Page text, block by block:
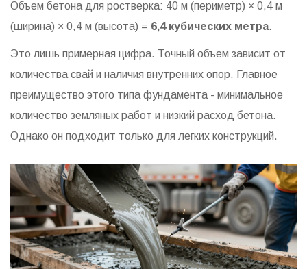
Объем бетона для ростверка: 40 м (периметр) × 0,4 м
(ширина) × 0,4 м (высота) = 6,4 кубических метра.
Это лишь примерная цифра. Точный объем зависит от
количества свай и наличия внутренних опор. Главное
преимущество этого типа фундамента - минимальное
количество земляных работ и низкий расход бетона.
Однако он подходит только для легких конструкций.